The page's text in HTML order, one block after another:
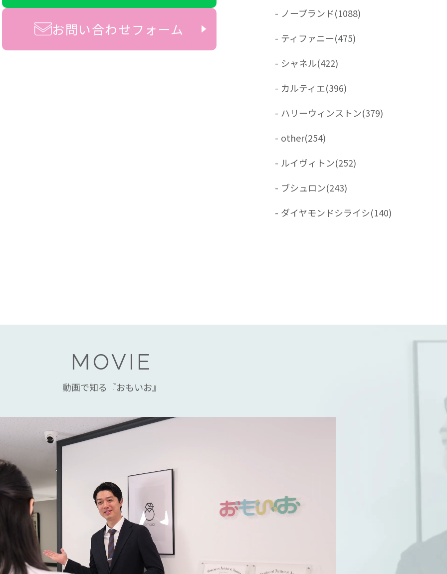
お問い合わせフォーム
- ノーブランド(1088)
- ティファニー(475)
- シャネル(422)
- カルティエ(396)
- ハリーウィンストン(379)
- other(254)
- ルイヴィトン(252)
- ブシュロン(243)
- ダイヤモンドシライシ(140)
MOVIE
動画で知る『おもいお』